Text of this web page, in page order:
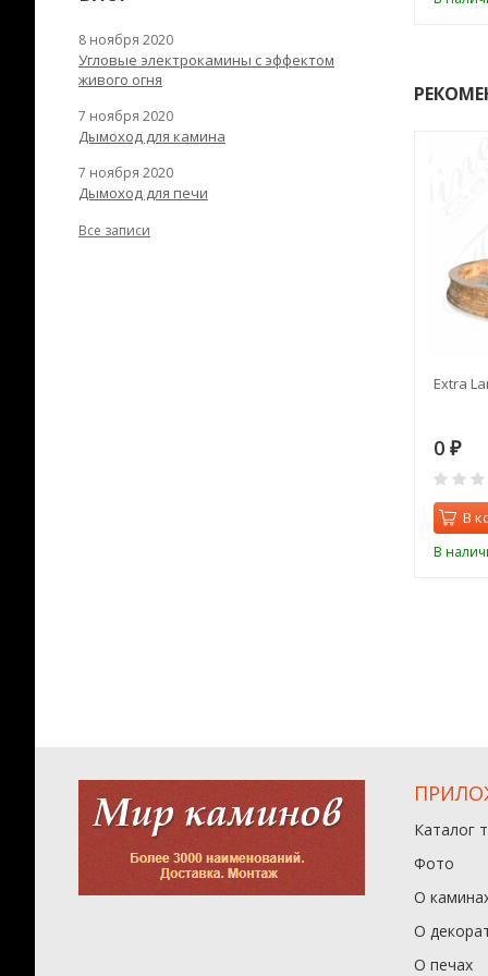
Extra
0 ₽
В
В
8 ноября 2020
Угловые электрокамины с эффектом
живого огня
7 ноября 2020
Дымоход для камина
7 ноября 2020
Дымоход для печи
Все записи
Каталог
Фото
О
О
О печах